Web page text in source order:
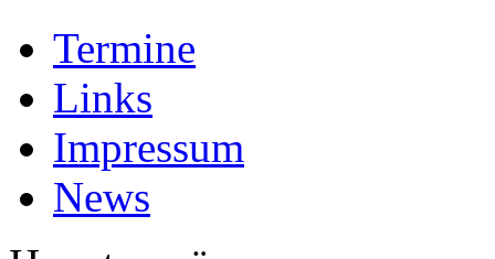
Termine
Links
Impressum
News